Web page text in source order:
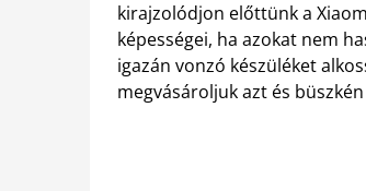
kirajzolódjon előttünk a
képességei, ha azokat nem
igazán vonzó készüléket
megvásároljuk azt és